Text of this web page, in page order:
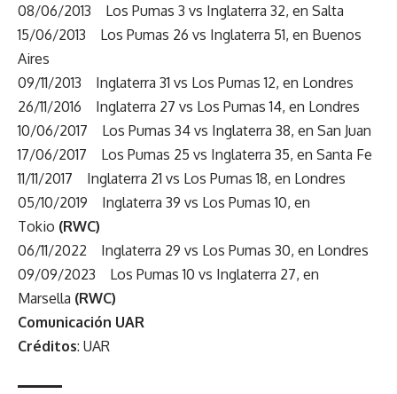
08/06/2013 Los Pumas 3 vs Inglaterra 32, en Salta
15/06/2013 Los Pumas 26 vs Inglaterra 51, en Buenos
Aires
09/11/2013 Inglaterra 31 vs Los Pumas 12, en Londres
26/11/2016 Inglaterra 27 vs Los Pumas 14, en Londres
10/06/2017 Los Pumas 34 vs Inglaterra 38, en San Juan
17/06/2017 Los Pumas 25 vs Inglaterra 35, en Santa Fe
11/11/2017 Inglaterra 21 vs Los Pumas 18, en Londres
05/10/2019 Inglaterra 39 vs Los Pumas 10, en
Tokio (RWC)
06/11/2022 Inglaterra 29 vs Los Pumas 30, en Londres
09/09/2023 Los Pumas 10 vs Inglaterra 27, en
Marsella (RWC)
Comunicación UAR
Créditos: UAR